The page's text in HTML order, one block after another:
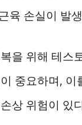
육 손실이 발
을 위해 테스
중요하며, 이
상 위험이 있